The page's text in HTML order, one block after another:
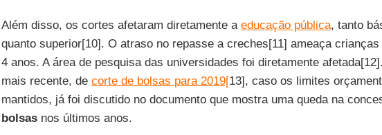
Além disso, os cortes afetaram diretamente a educação pública, tanto
quanto superior[10]. O atraso no repasse a creches[11] ameaça
4 anos. A área de pesquisa das universidades foi diretamente
mais recente, de corte de bolsas para 2019[13], caso os limites
mantidos, já foi discutido no documento que mostra uma queda na
bolsasnos últimos anos.